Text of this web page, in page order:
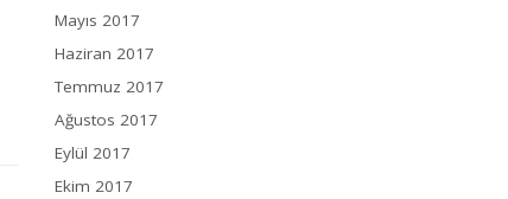
Mayıs 2017
Haziran 2017
Temmuz 2017
Ağustos 2017
Eylül 2017
Ekim 2017